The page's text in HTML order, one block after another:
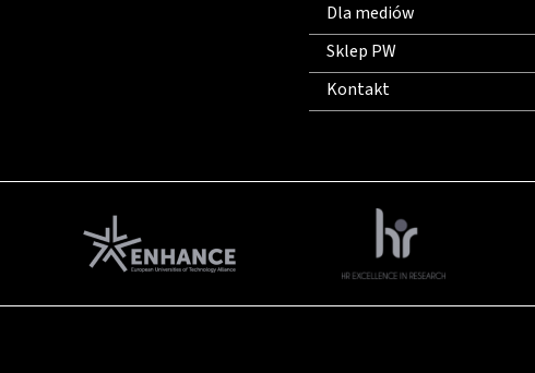
Dla mediów
Sklep PW
Kontakt